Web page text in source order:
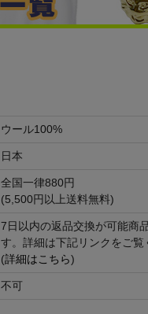
ウール100%
日本
全国一律880円
(5,500円以上送料無料)
7日以内の返品交換が可能商
す。詳細は下記リンクをご覧
(詳細はこちら)
不可